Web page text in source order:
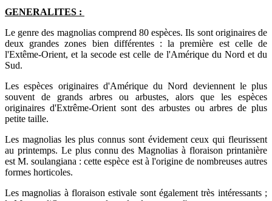
GENERALITES :
Le genre des magnolias comprend 80 espèces. Ils sont originaires de
deux grandes zones bien différentes : la première est celle de
l'Extême-Orient, et la secode est celle de l'Amérique du Nord et du
Sud.
Les espèces originaires d'Amérique du Nord deviennent le plus
souvent de grands arbres ou arbustes, alors que les espèces
originaires d'Extrême-Orient sont des arbustes ou arbres de plus
petite taille.
Les magnolias les plus connus sont évidement ceux qui fleurissent
au printemps. Le plus connu des Magnolias à floraison printanière
est M. soulangiana : cette espèce est à l'origine de nombreuses autres
formes horticoles.
Les magnolias à floraison estivale sont également très intéressants ;